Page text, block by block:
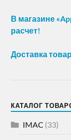
В магазине
расчет!
Доставка
КАТАЛОГ
IMAC (33)